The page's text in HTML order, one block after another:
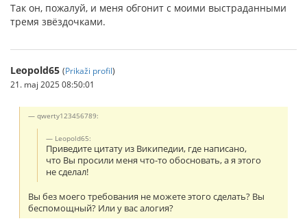
Так он, пожалуй, и меня обгонит с моими выстраданными
тремя звёздочками.
Leopold65 (Prikaži profil)
21. maj 2025 08:50:01
qwerty123456789:
Leopold65:
Приведите цитату из Википедии, где написано,
что Вы просили меня что-то обосновать, а я этого
не сделал!
Вы без моего требования не можете этого сделать? Вы
беспомощный? Или у вас алогия?